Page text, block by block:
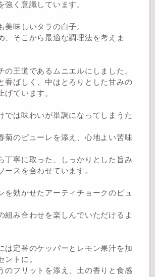
強く意識しています。
美味しいタラの白子。
、そこから最適な調理法を考えま
の王道であるムニエルにしました。
香ばしく、中はとろりとした甘みの
げています。
では味わいが単調になってしまうた
菊のピューレを添え、心地よい苦味
丁寧に取った、しっかりとした旨み
ースを合わせています。
を効かせたアーティチョークのピュ
組み合わせを楽しんでいただけるよ
は定番のケッパーとレモン果汁を加
ントに。
のフリットを添え、土の香りと食感